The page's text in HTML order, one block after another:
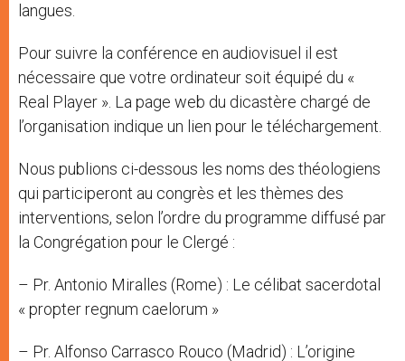
langues.
Pour suivre la conférence en audiovisuel il est
nécessaire que votre ordinateur soit équipé du «
Real Player ». La page web du dicastère chargé de
l’organisation indique un lien pour le téléchargement.
Nous publions ci-dessous les noms des théologiens
qui participeront au congrès et les thèmes des
interventions, selon l’ordre du programme diffusé par
la Congrégation pour le Clergé :
– Pr. Antonio Miralles (Rome) : Le célibat sacerdotal
« propter regnum caelorum »
– Pr. Alfonso Carrasco Rouco (Madrid) : L’origine